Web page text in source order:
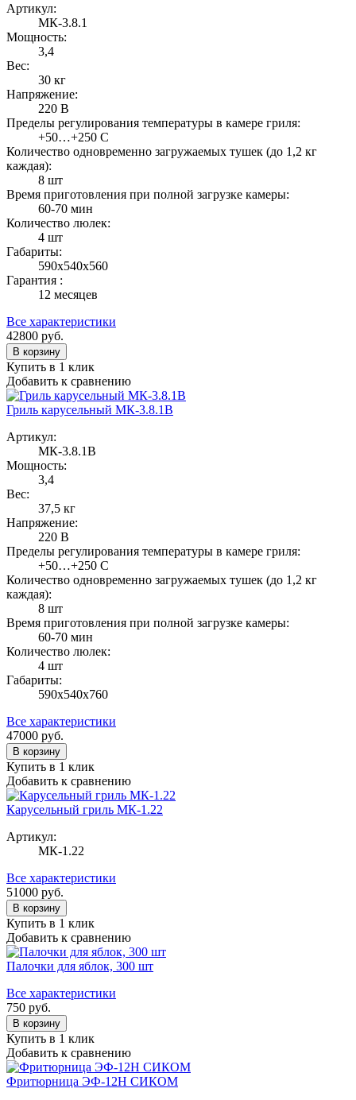
Артикул:
МК-3.8.1
Мощность:
3,4
Вес:
30 кг
Напряжение:
220 В
Пределы регулирования температуры в камере гриля:
+50…+250 С
Количество одновременно загружаемых тушек (до 1,2 кг
каждая):
8 шт
Время приготовления при полной загрузке камеры:
60-70 мин
Количество люлек:
4 шт
Габариты:
590х540х560
Гарантия :
12 месяцев
Все характеристики
42800 руб.
В корзину
Купить в 1 клик
Добавить к сравнению
Гриль карусельный МК-3.8.1В
Артикул:
МК-3.8.1В
Мощность:
3,4
Вес:
37,5 кг
Напряжение:
220 В
Пределы регулирования температуры в камере гриля:
+50…+250 С
Количество одновременно загружаемых тушек (до 1,2 кг
каждая):
8 шт
Время приготовления при полной загрузке камеры:
60-70 мин
Количество люлек:
4 шт
Габариты:
590х540х760
Все характеристики
47000 руб.
В корзину
Купить в 1 клик
Добавить к сравнению
Карусельный гриль МК-1.22
Артикул:
МК-1.22
Все характеристики
51000 руб.
В корзину
Купить в 1 клик
Добавить к сравнению
Палочки для яблок, 300 шт
Все характеристики
750 руб.
В корзину
Купить в 1 клик
Добавить к сравнению
Фритюрница ЭФ-12Н СИКОМ